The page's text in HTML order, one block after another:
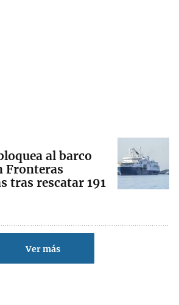
al barco
Fronteras
tras rescatar 191
Ver más